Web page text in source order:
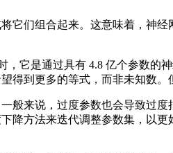
们组合起来。这意味着，神经
是通过具有 4.8 亿个参数的
到更多的等式，而非未知数
来说，过度参数也会导致过度
方法来迭代调整参数集，以